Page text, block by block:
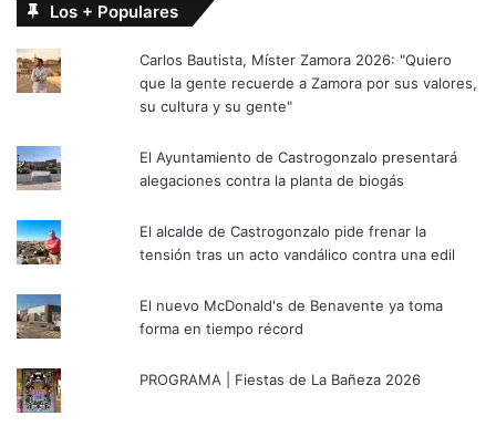
Los + Populares
Carlos Bautista, Míster Zamora 2026: "Quiero
que la gente recuerde a Zamora por sus valores,
su cultura y su gente"
El Ayuntamiento de Castrogonzalo presentará
alegaciones contra la planta de biogás
El alcalde de Castrogonzalo pide frenar la
tensión tras un acto vandálico contra una edil
El nuevo McDonald's de Benavente ya toma
forma en tiempo récord
PROGRAMA | Fiestas de La Bañeza 2026